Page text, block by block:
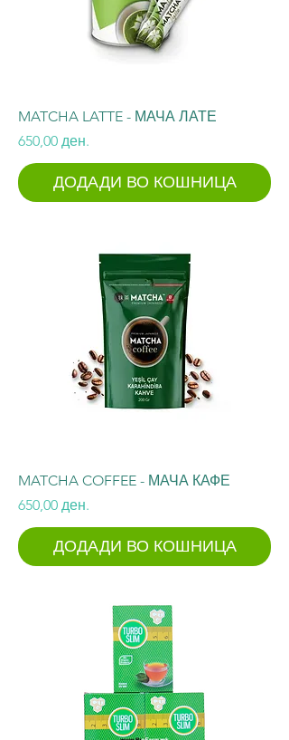
MATCHA LATTE - МАЧА ЛАТЕ
Price
650,00 ден.
ДОДАДИ ВО КОШНИЦА
MATCHA COFFEE - МАЧА КАФЕ
Price
650,00 ден.
ДОДАДИ ВО КОШНИЦА